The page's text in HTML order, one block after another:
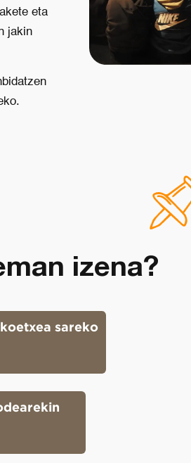
eta
jakin
from the Noun Project
izena?
sareko